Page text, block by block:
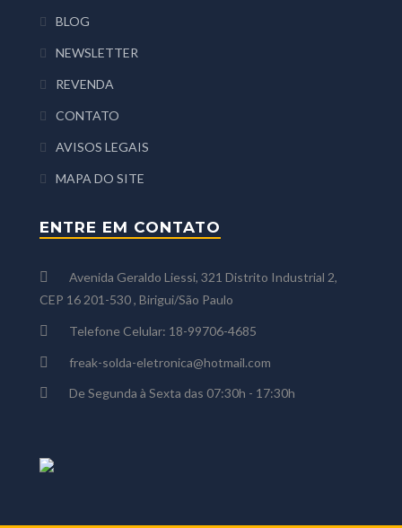
BLOG
NEWSLETTER
REVENDA
CONTATO
AVISOS LEGAIS
MAPA DO SITE
ENTRE EM CONTATO
Avenida Geraldo Liessi, 321 Distrito Industrial 2,
CEP 16 201-530 , Birigui/São Paulo
Telefone Celular: 18-99706-4685
freak-solda-eletronica@hotmail.com
De Segunda à Sexta das 07:30h - 17:30h